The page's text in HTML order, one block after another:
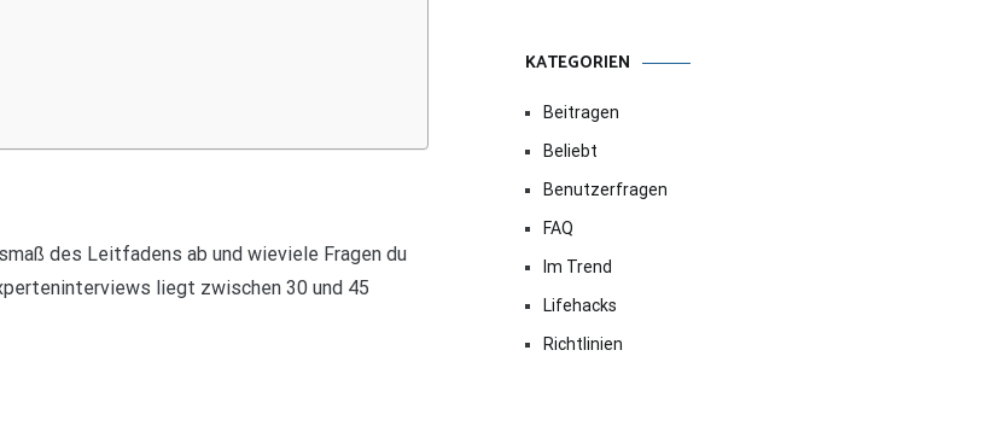
des Leitfadens ab und wieviele Fragen du
liegt zwischen 30 und 45
KATEGORIEN
Beitragen
Beliebt
Benutzerfragen
FAQ
Im Trend
Lifehacks
Richtlinien